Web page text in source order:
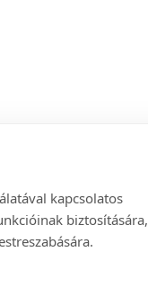
kapcsolatos
biztosítására,